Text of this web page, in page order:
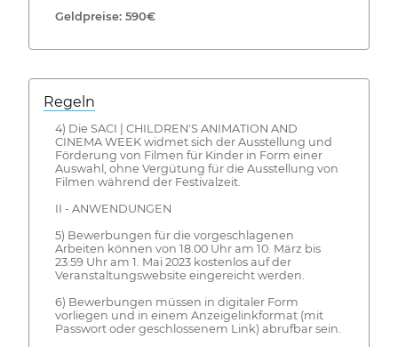
Geldpreise: 590€
Regeln
4) Die SACI | CHILDREN'S ANIMATION AND
CINEMA WEEK widmet sich der Ausstellung und
Förderung von Filmen für Kinder in Form einer
Auswahl, ohne Vergütung für die Ausstellung von
Filmen während der Festivalzeit.
II - ANWENDUNGEN
5) Bewerbungen für die vorgeschlagenen
Arbeiten können von 18.00 Uhr am 10. März bis
23:59 Uhr am 1. Mai 2023 kostenlos auf der
Veranstaltungswebsite eingereicht werden.
6) Bewerbungen müssen in digitaler Form
vorliegen und in einem Anzeigelinkformat (mit
Passwort oder geschlossenem Link) abrufbar sein.